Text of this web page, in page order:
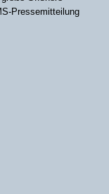
Pressemitteilung